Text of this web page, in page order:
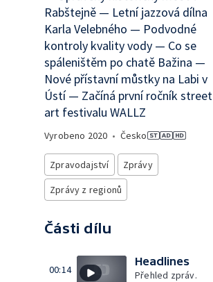
Rabštejně — Letní jazzová dílna
Karla Velebného — Podvodné
kontroly kvality vody — Co se
spáleništěm po chatě Bažina —
Nové přístavní můstky na Labi v
Ústí — Začíná první ročník street
art festivalu WALLZ
Vyrobeno 2020 • Česko
Zpravodajství
Zprávy
Zprávy z regionů
Části dílu
00:14
Headlines
Přehled zpráv.